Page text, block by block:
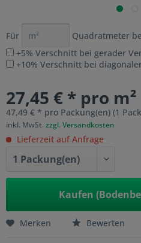
Für Quadratmeter
+5% Verschnitt bei gerader
+10% Verschnitt bei
27,45 € * pro m²
47,49 € * pro Packung(en) (1
inkl. MwSt. zzgl. Versandkosten
Lieferzeit auf Anfrage
Kaufen
Merken Bewerten